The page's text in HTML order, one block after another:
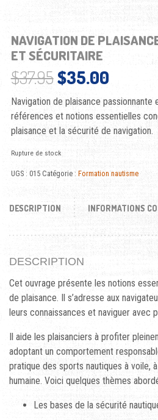
NAVIGATION DE
ET SÉCURITAIRE
$37.95Le prix initial
$35.00Le
Navigation de plaisance
références et notions essentielles
plaisance et la sécurité de navigation.
Rupture de stock
UGS : 015 Catégorie : Formation nautisme
DESCRIPTION INFORMATIONS
DESCRIPTION
Cet ouvrage présente les notions
de plaisance. Il s’adresse aux
leurs connaissances et naviguer avec
Il aide les plaisanciers à profiter
adoptant un comportement
pratique des sports nautiques à voile,
humaine. Voici quelques thèmes
Les bases de la sécurité